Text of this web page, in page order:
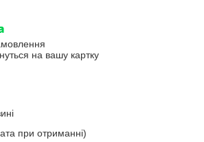
на вашу картку
при отриманні)